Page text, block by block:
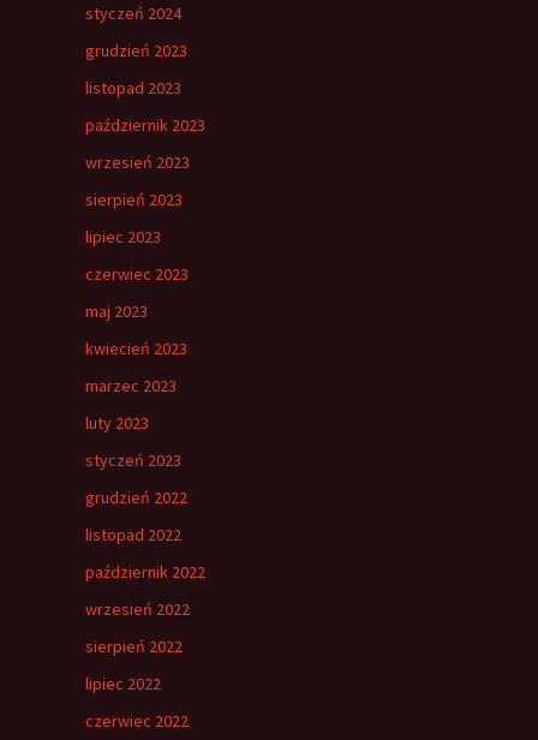
styczeń 2024
grudzień 2023
listopad 2023
październik 2023
wrzesień 2023
sierpień 2023
lipiec 2023
czerwiec 2023
maj 2023
kwiecień 2023
marzec 2023
luty 2023
styczeń 2023
grudzień 2022
listopad 2022
październik 2022
wrzesień 2022
sierpień 2022
lipiec 2022
czerwiec 2022